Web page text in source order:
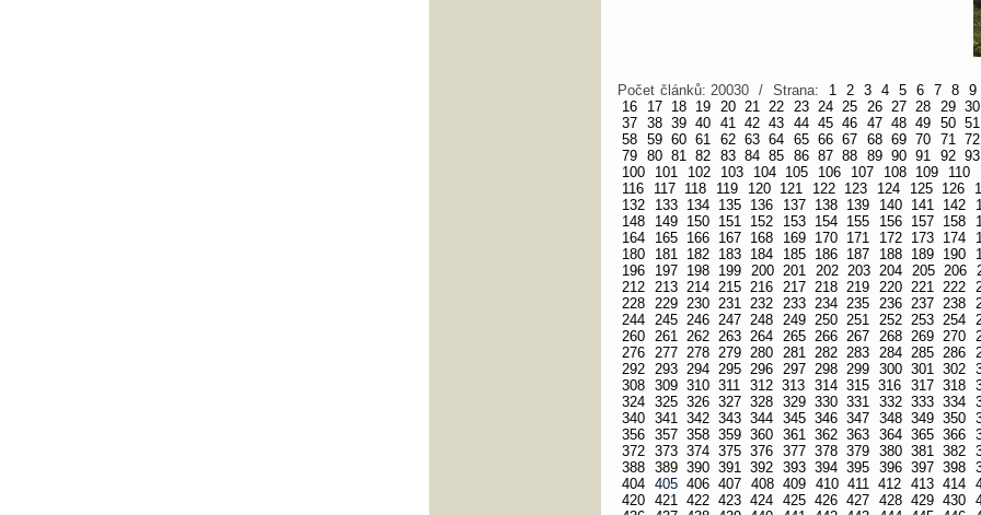
Počet článků: 20030 / Strana: 1 2 3 4 5 6 7 8 9
16
17 18 19 20 21 22 23 24 25 26 27 28 29 30
37 38 39 40 41 42 43 44 45 46 47 48 49 50 51
58 59 60 61 62 63 64 65 66 67 68 69 70 71 72
79 80 81 82 83 84 85 86 87 88 89 90 91 92 93
100
101 102 103 104 105 106 107 108 109 110
116
117 118 119 120 121 122 123 124 125 126
132
133 134 135 136 137 138 139 140 141 142
148
149 150 151 152 153 154 155 156 157 158
164
165 166 167 168 169 170 171 172 173 174
180
181 182 183 184 185 186 187 188 189 190
196
197 198 199 200 201 202 203 204 205 206
212 213 214 215 216 217 218 219 220 221 222
228 229 230 231 232 233 234 235 236 237 238
244 245 246 247 248 249 250 251 252 253 254
260 261 262 263 264 265 266 267 268 269 270
276 277 278 279 280 281 282 283 284 285 286
292 293 294 295 296 297 298 299 300 301 302
308 309 310 311 312 313 314 315 316 317 318
324 325 326 327 328 329 330 331 332 333 334
340 341 342 343 344 345 346 347 348 349 350
356 357 358 359 360 361 362 363 364 365 366
372 373 374 375 376 377 378 379 380 381 382
388 389 390 391 392 393 394 395 396 397 398
404 405 406 407 408 409 410 411 412 413 414
420 421 422 423 424 425 426 427 428 429 430